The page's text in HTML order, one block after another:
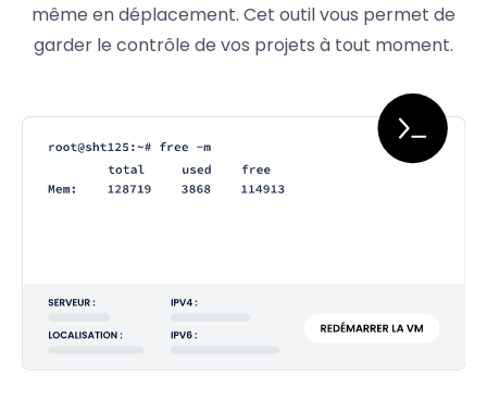
même en déplacement. Cet outil vous permet de
garder le contrôle de vos projets à tout moment.